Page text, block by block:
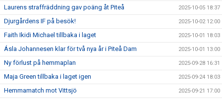
Laurens straffräddning gav poäng åt Piteå 2025-10-05 18:37
Djurgårdens IF på besök! 2025-10-02 12:00
Faith Ikidi Michael tillbaka i laget 2025-10-01 18:03
Ásla Johannesen klar för två nya år i Piteå Dam 2025-10-01 13:00
Ny förlust på hemmaplan 2025-09-28 16:31
Maja Green tillbaka i laget igen 2025-09-24 18:03
Hemmamatch mot Vittsjö 2025-09-21 17:00